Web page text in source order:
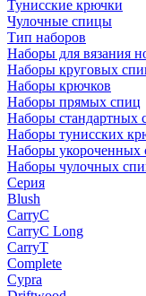
Тунисские крючки
Чулочные спицы
Тип наборов
Наборы для вязания
Наборы круговых
Наборы крючков
Наборы прямых спиц
Наборы стандартных
Наборы тунисских
Наборы укороченных
Наборы чулочных
Серия
Blush
CarryC
CarryC Long
CarryT
Complete
Cypra